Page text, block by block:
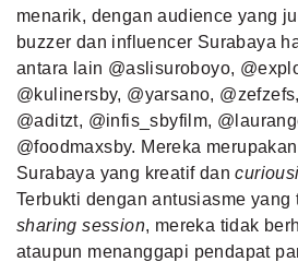
menarik, dengan audience yang
buzzer dan influencer Surabaya
antara lain @aslisuroboyo,
@kulinersby, @yarsano,
@aditzt, @infis_sbyfilm,
@foodmaxsby. Mereka
Surabaya yang kreatif dan
Terbukti dengan antusiasme yang
sharing session, mereka tidak
ataupun menanggapi pendapat